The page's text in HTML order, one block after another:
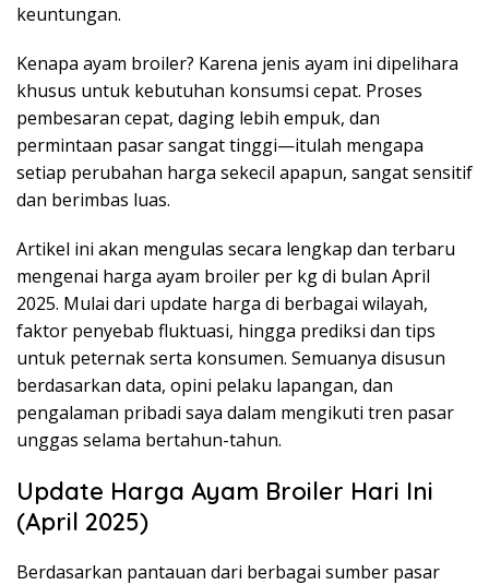
keuntungan.
Kenapa ayam broiler? Karena jenis ayam ini dipelihara
khusus untuk kebutuhan konsumsi cepat. Proses
pembesaran cepat, daging lebih empuk, dan
permintaan pasar sangat tinggi—itulah mengapa
setiap perubahan harga sekecil apapun, sangat sensitif
dan berimbas luas.
Artikel ini akan mengulas secara lengkap dan terbaru
mengenai harga ayam broiler per kg di bulan April
2025. Mulai dari update harga di berbagai wilayah,
faktor penyebab fluktuasi, hingga prediksi dan tips
untuk peternak serta konsumen. Semuanya disusun
berdasarkan data, opini pelaku lapangan, dan
pengalaman pribadi saya dalam mengikuti tren pasar
unggas selama bertahun-tahun.
Update Harga Ayam Broiler Hari Ini
(April 2025)
Berdasarkan pantauan dari berbagai sumber pasar